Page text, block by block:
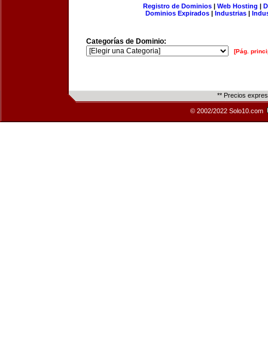
Registro de Dominios| Web Hosting |
Dominios Expirados | Industrias |
Categorías de Dominio:
[Pág.
** Precios
© 2002/2022 Solo10.com